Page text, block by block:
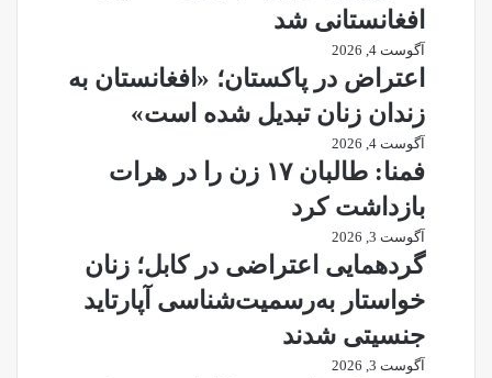
افغانستانی شد
آگوست 4, 2026
اعتراض در پاکستان؛ «افغانستان به
زندان زنان تبدیل شده است»
آگوست 4, 2026
فمنا: طالبان ۱۷ زن را در هرات
بازداشت کرد
آگوست 3, 2026
گردهمایی اعتراضی در کابل؛ زنان
خواستار به‌رسمیت‌شناسی آپارتاید
جنسیتی شدند
آگوست 3, 2026